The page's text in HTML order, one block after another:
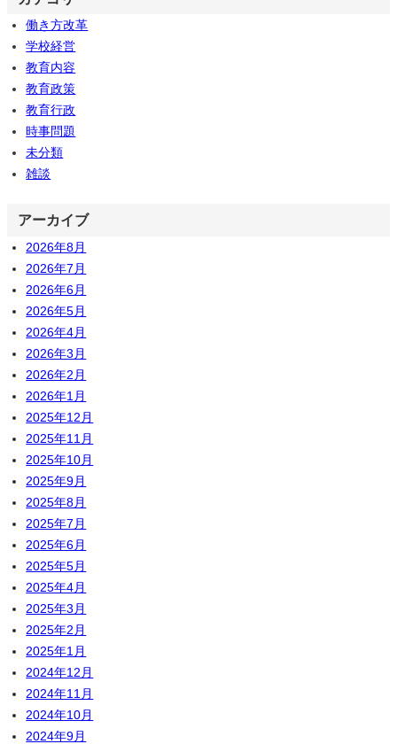
働き方改革
学校経営
教育内容
教育政策
教育行政
時事問題
未分類
雑談
アーカイブ
2026年8月
2026年7月
2026年6月
2026年5月
2026年4月
2026年3月
2026年2月
2026年1月
2025年12月
2025年11月
2025年10月
2025年9月
2025年8月
2025年7月
2025年6月
2025年5月
2025年4月
2025年3月
2025年2月
2025年1月
2024年12月
2024年11月
2024年10月
2024年9月